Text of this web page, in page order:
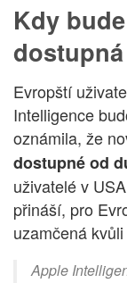
Kdy
Evropští
Intelligence
oznámila, že
dostupné od
uživatelé v
přináší, pro
uzamčená
Apple